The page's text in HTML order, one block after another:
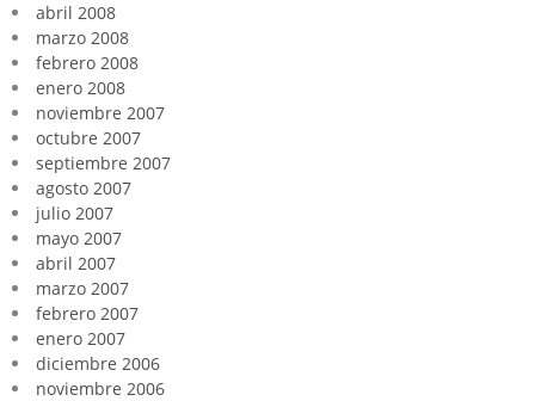
abril 2008
marzo 2008
febrero 2008
enero 2008
noviembre 2007
octubre 2007
septiembre 2007
agosto 2007
julio 2007
mayo 2007
abril 2007
marzo 2007
febrero 2007
enero 2007
diciembre 2006
noviembre 2006